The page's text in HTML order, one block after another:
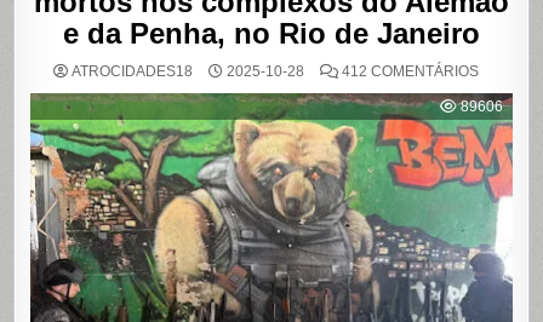
e da Penha, no Rio de Janeiro
ATROCIDADES18 2025-10-28 412 COMENTÁRIOSEM
POLICIAL
DEIXA
121
MORTOS
NOS
DO
ALEMÃO
PENHA,
NO
RIO
89606